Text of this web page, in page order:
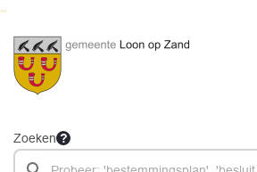
Zoeken